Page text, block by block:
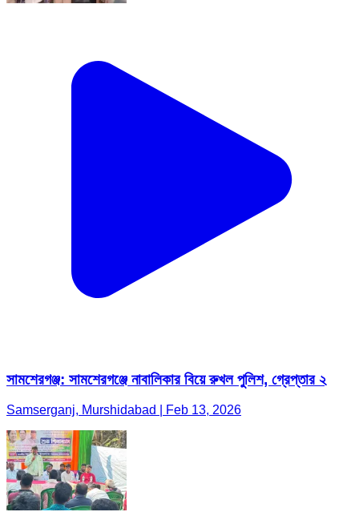
সামশেরগঞ্জ: সামশেরগঞ্জে নাবালিকার বিয়ে রুখল পুলিশ, গ্রেপ্তার ২
Samserganj, Murshidabad | Feb 13, 2026